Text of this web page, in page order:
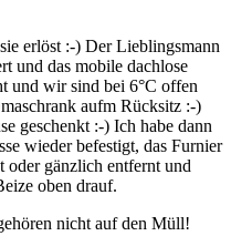
erlöst :-) Der Lieblingsmann
und das mobile dachlose
und wir sind bei 6°C offen
aufm Rücksitz :-)
geschenkt :-) Ich habe dann
wieder befestigt, das Furnier
oder gänzlich entfernt und
oben drauf.
nicht auf den Müll!